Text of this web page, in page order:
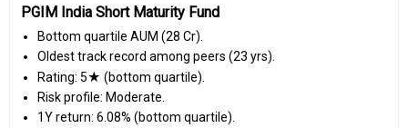
PGIM India Short Maturity Fund
Bottom quartile AUM (₹28 Cr).
Oldest track record among peers (23 yrs).
Rating: 5★ (bottom quartile).
Risk profile: Moderate.
1Y return: 6.08% (bottom quartile).